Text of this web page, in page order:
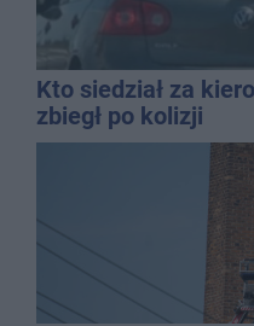
Kto siedział za
zbiegł po kolizji